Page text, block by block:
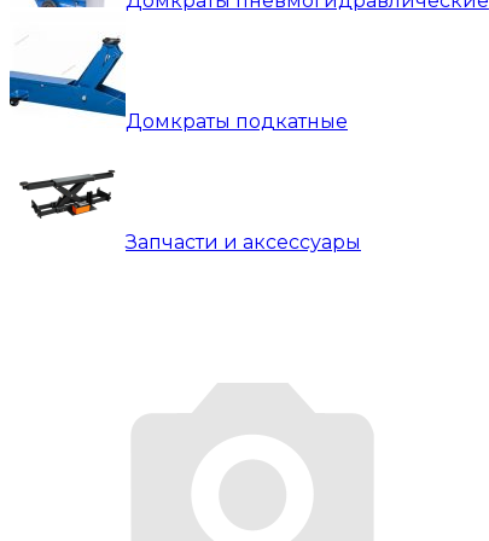
Домкраты подкатные
Запчасти и аксессуары